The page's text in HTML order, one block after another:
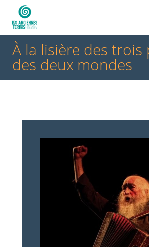
À la lisière des trois
des deux mondes